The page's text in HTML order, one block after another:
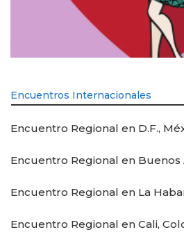
Encuentros Internacionales
Encuentro Regional en D.F.,
Encuentro Regional en Buenos
Encuentro Regional en La
Encuentro Regional en Cali,